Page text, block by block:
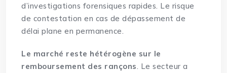
d’investigations forensiques rapides. Le risque
de contestation en cas de dépassement de
délai plane en permanence.
Le marché reste hétérogène sur le
remboursement des rançons . Le secteur a